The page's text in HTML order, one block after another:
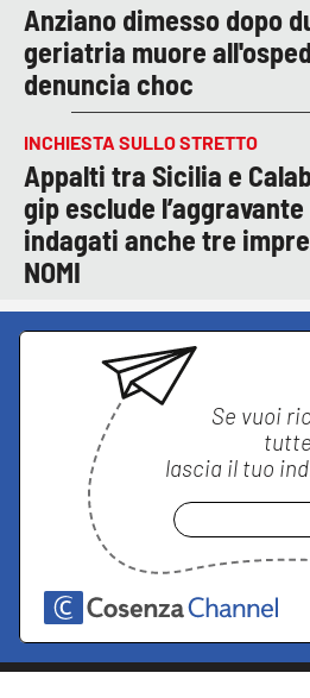
Anziano dimesso dopo
geriatria muore
denuncia choc
INCHIESTA SULLO STRETTO
Appalti tra Sicilia e
gip esclude
indagati anche tre
NOMI
Se vuoi
lascia il tuo